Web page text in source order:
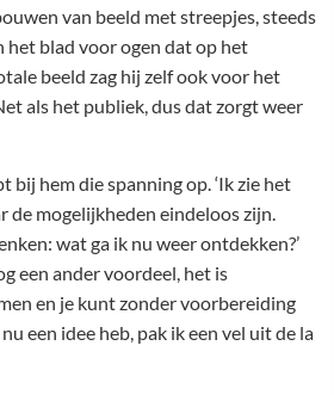
van beeld met streepjes, steeds
het blad voor ogen dat op het
beeld zag hij zelf ook voor het
als het publiek, dus dat zorgt weer
bij hem die spanning op. ‘Ik zie het
de mogelijkheden eindeloos zijn.
wat ga ik nu weer ontdekken?’
een ander voordeel, het is
en je kunt zonder voorbereiding
een idee heb, pak ik een vel uit de la